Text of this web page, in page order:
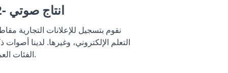
2- انتاج صوتي
نقوم بتسجيل للإعلانات التجارية
التعلم الإلكتروني، وغيرها. لدينا
الفئات العمرية.